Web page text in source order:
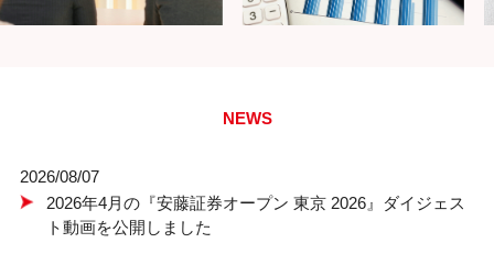
NEWS
2026/08/07
2026年4月の『安藤証券オープン 東京 2026』ダイジェス
ト動画を公開しました